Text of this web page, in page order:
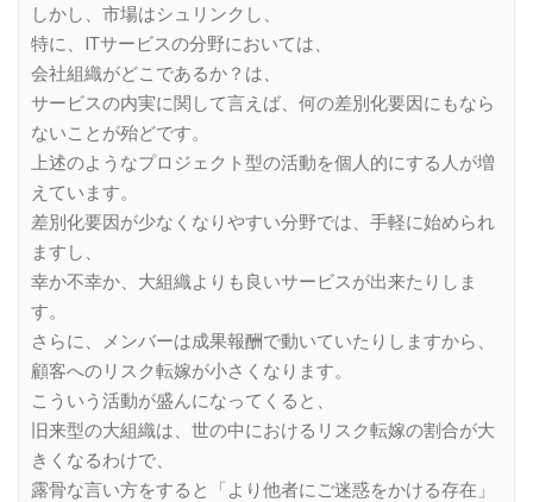
しかし、市場はシュリンクし、
特に、ITサービスの分野においては、
会社組織がどこであるか？は、
サービスの内実に関して言えば、何の差別化要因にもなら
ないことが殆どです。
上述のようなプロジェクト型の活動を個人的にする人が増
えています。
差別化要因が少なくなりやすい分野では、手軽に始められ
ますし、
幸か不幸か、大組織よりも良いサービスが出来たりしま
す。
さらに、メンバーは成果報酬で動いていたりしますから、
顧客へのリスク転嫁が小さくなります。
こういう活動が盛んになってくると、
旧来型の大組織は、世の中におけるリスク転嫁の割合が大
きくなるわけで、
露骨な言い方をすると「より他者にご迷惑をかける存在」